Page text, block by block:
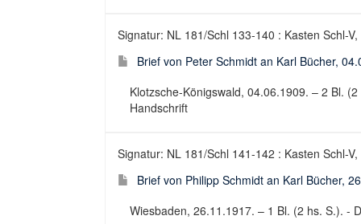
Signatur: NL 181/Schl 133-140 : Kasten Schl-
Brief von Peter Schmidt an Karl Bücher,
Klotzsche-Königswald, 04.06.1909. – 2 Bl.
Handschrift
Signatur: NL 181/Schl 141-142 : Kasten Schl-
Brief von Philipp Schmidt an Karl Bücher,
Wiesbaden, 26.11.1917. – 1 Bl. (2 hs. S.). -